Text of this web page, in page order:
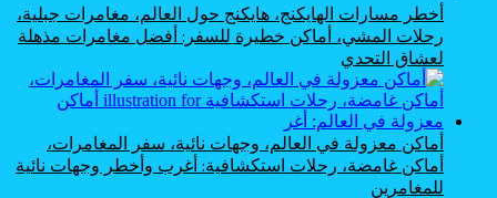
أخطر مسارات الهايكنج، هايكنج حول العالم، مغامرات جبلية،
رحلات المشي، أماكن خطيرة للسفر: أفضل مغامرات مذهلة
لعشاق التحدي
أماكن معزولة في العالم، وجهات نائية، سفر المغامرات،
أماكن غامضة، رحلات استكشافية: أغرب وأخطر وجهات نائية
للمغامرين